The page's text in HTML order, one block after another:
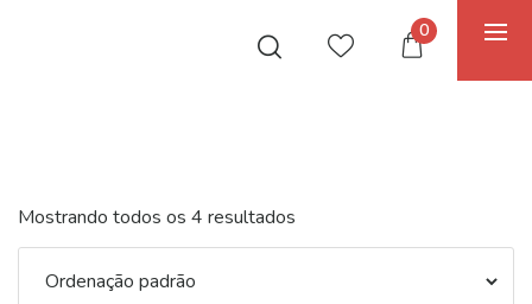
0
Mostrando todos os 4 resultados